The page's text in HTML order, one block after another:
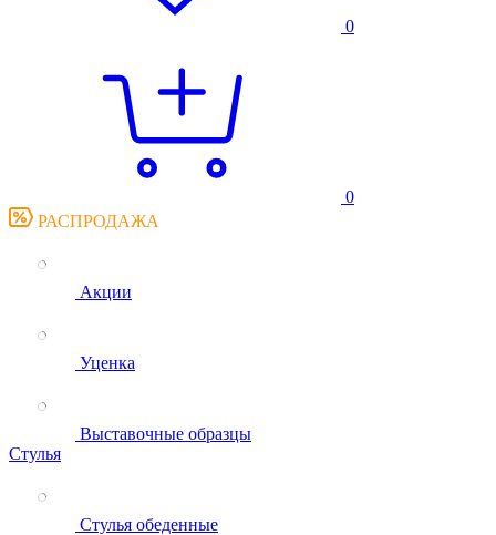
0
0
РАСПРОДАЖА
Акции
Уценка
Выставочные образцы
Стулья
Стулья обеденные